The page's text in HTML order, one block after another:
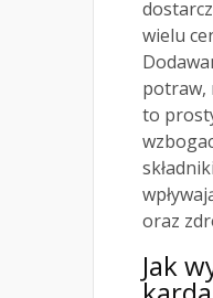
wielu
potraw,
to
oraz
Jak